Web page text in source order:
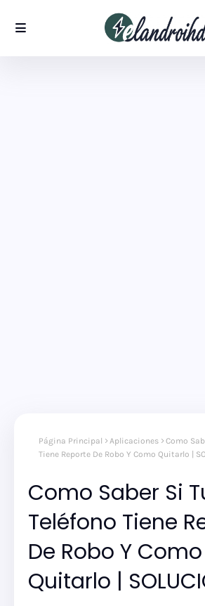
Página Principal Aplicaciones
Como
Tiene Reporte De Robo Y Como Quitarlo |
Como Saber Si
Teléfono Tiene
De Robo Y Como
Quitarlo |